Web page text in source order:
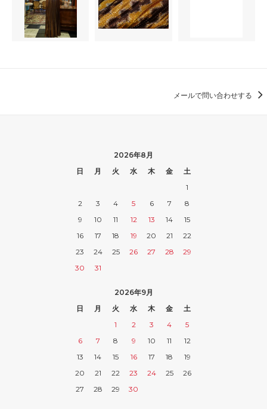
メールで問い合わせする
2026年8月
日
月 火 水 木 金
土
1
2
3 4 5 6 7
8
9
10 11 12 13 14
15
16
17 18 19 20 21
22
23
24 25 26 27 28
29
30
31
2026年9月
日
月 火 水 木 金
土
1
2 3 4
5
6
7 8 9 10 11
12
13
14 15 16 17 18
19
20
21 22 23 24 25
26
27
28 29 30